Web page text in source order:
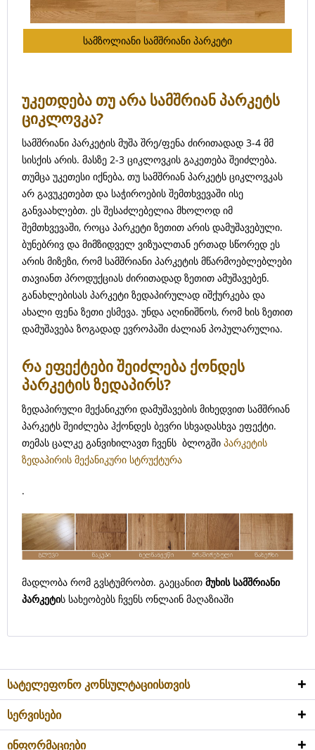
სამზოლიანი სამშრიანი პარკეტი
უკეთდება თუ არა სამშრიან პარკეტს
ციკლოვკა?
სამშრიანი პარკეტის მუშა შრე/ფენა ძირითადად 3-4 მმ
სისქის არის. მასზე 2-3 ციკლოვკის გაკეთება შეიძლება.
თუმცა უკეთესი იქნება, თუ სამშრიან პარკეტს ციკლოვკას
არ გავუკეთებთ და საჭიროების შემთხვევაში ისე
განვაახლებთ. ეს შესაძლებელია მხოლოდ იმ
შემთხვევაში, როცა პარკეტი ზეთით არის დამუშავებული.
ბუნებრივ და მიმზიდველ ვიზუალთან ერთად სწორედ ეს
არის მიზეზი, რომ სამშრიანი პარკეტის მწარმოებლებლები
თავიანთ პროდუქციას ძირითადად ზეთით ამუშავებენ.
განახლებისას პარკეტი ზედაპირულად იშქურკება და
ახალი ფენა ზეთი ესმევა. უნდა აღინიშნოს, რომ ხის ზეთით
დამუშავება ზოგადად ევროპაში ძალიან პოპულარულია.
რა ეფექტები შეიძლება ქონდეს
პარკეტის ზედაპირს?
ზედაპირული მექანიკური დამუშავების მიხედვით სამშრიან
პარკეტს შეიძლება ჰქონდეს ბევრი სხვადასხვა ეფექტი.
თემას ცალკე განვიხილავთ ჩვენს ბლოგში პარკეტის
ზედაპირის მექანიკური სტრუქტურა
.
მადლობა რომ გვსტუმრობთ. გაეცანით მუხის სამშრიანი
პარკეტის სახეობებს ჩვენს ონლაინ მაღაზიაში
სატელეფონო კონსულტაციისთვის
სერვისები
ინფორმაციები